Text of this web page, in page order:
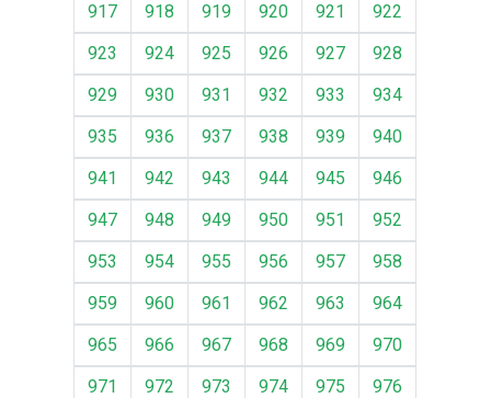
917
918 919 920 921
922
923
924 925 926 927
928
929
930 931 932 933
934
935
936 937 938 939
940
941
942 943 944 945
946
947
948 949 950 951
952
953
954 955 956 957
958
959
960 961 962 963
964
965
966 967 968 969
970
971
972 973 974 975
976